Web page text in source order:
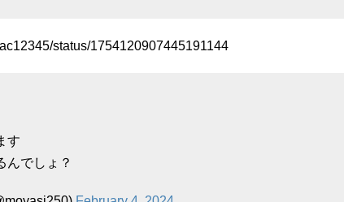
status/1754120907445191144
す
んでしょ？